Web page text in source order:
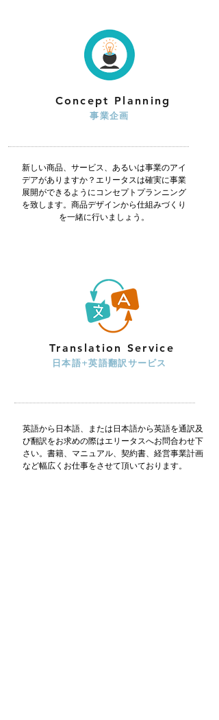
Concept Planning
事業企画
​新しい商品、サービス、あるいは事業のアイ
デアがありますか？エリータスは確実に事業
展開ができるようにコンセプトプランニング
を致します。商品デザインから仕組みづくり
を一緒に行いましょう。
Translation Service
日本語+英語翻訳サービス
英語から日本語、または日本語から英語を通訳及
び翻訳をお求めの際はエリータスへお問合わせ下
さい。書籍、マニュアル、契約書、経営事業計画
など幅広くお仕事をさせて頂いております。